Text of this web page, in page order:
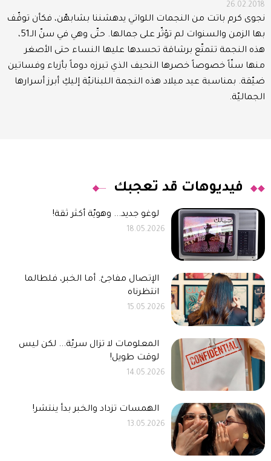
26.02.2018
نجوى كرم باتت من النجمات اللواتي يدهشننا بشابهّن، فكأن توقّف
بها الزمن والسنوات لم تؤثّر على جمالها. حتّى وهي في سنّ الـ51،
هذه النجمة تتمتّع برشاقة تحسدها عليها النساء حتى الأصغر
منها سنّاً خصوصاً خصرها النحيف الذي تبرزه دوماً بأزياء وفساتين
ضيّقة. بمناسبة عيد ميلاد هذه النجمة اللبنانيّة إليكِ أبرز أسرارها
الجماليّة.
فيديوهات قد تعجبك
لوغو جديد... وهويّة أكثر ثقة!
18.05.2026
الإتصال مفاجئ. أما الخبر، فلطالما
انتظرناه
15.05.2026
المعلومات لا تزال سريّة... لكن ليس
لوقت طويل!
14.05.2026
الهمسات تزداد والخبر بدأ ينتشر!
13.05.2026